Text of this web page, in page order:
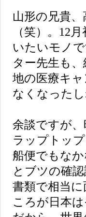
山形の兄貴
（笑）。12
いたいモノ
ター先生も
地の医療キ
なくなった
余談ですが
ラップトッ
船便でもな
とブツの確
書類で相当
ころが日本